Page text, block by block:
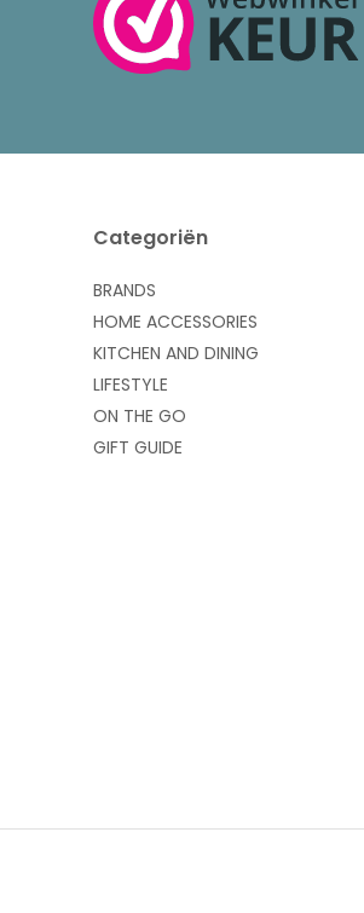
Categoriën
BRANDS
HOME ACCESSORIES
KITCHEN AND DINING
LIFESTYLE
ON THE GO
GIFT GUIDE